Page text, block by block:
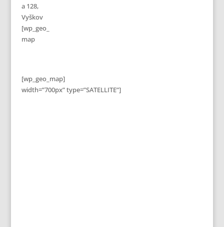
[wp_geo_map]
a 128,
Vyškov
[wp_geo_
map
width=”700px” type=”SATELLITE”]